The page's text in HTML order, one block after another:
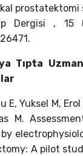
prostatektomi
Dergisi ,
Tıpta
E, Yuksel M, Erol
M.
by
A pilot